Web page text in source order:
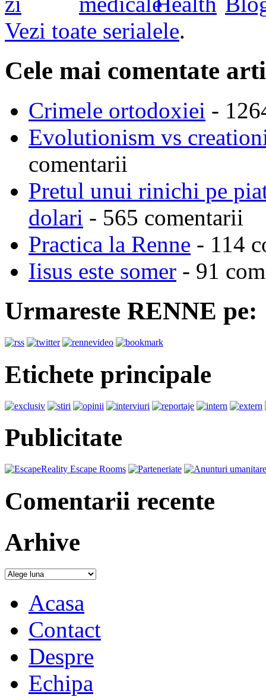
Vezi toate serialele.
Cele mai comentate
Crimele ortodoxiei -
Evolutionism vs
comentarii
Pretul unui rinichi pe
dolari - 565 comentarii
Practica la Renne - 114
Iisus este somer - 91
Urmareste RENNE pe:
Etichete principale
Publicitate
Comentarii recente
Arhive
Acasa
Contact
Despre
Echipa